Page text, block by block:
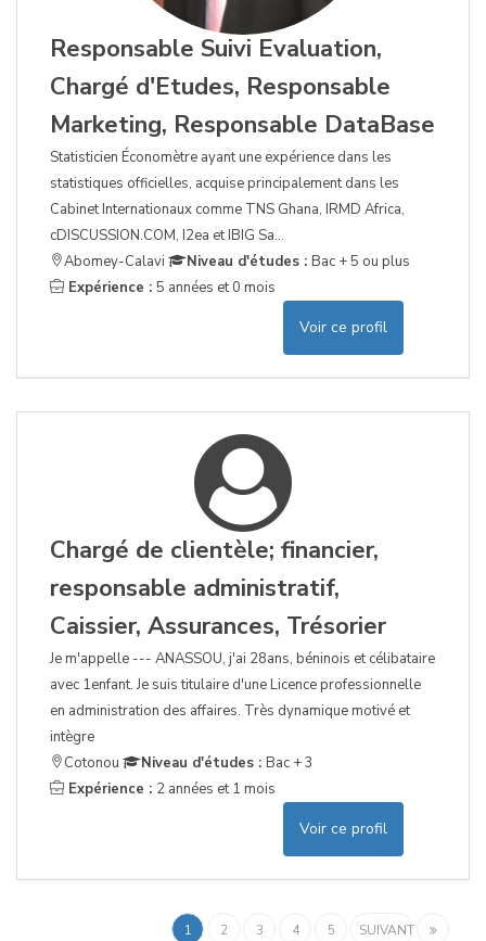
Responsable Suivi Evaluation,
Chargé d'Etudes, Responsable
Marketing, Responsable DataBase
Statisticien Économètre ayant une expérience dans les
statistiques officielles, acquise principalement dans les
Cabinet Internationaux comme TNS Ghana, IRMD Africa,
cDISCUSSION.COM, I2ea et IBIG Sa...
Abomey-Calavi
Niveau d'études : Bac + 5 ou plus
Expérience : 5 années et 0 mois
Voir ce profil
Chargé de clientèle; financier,
responsable administratif,
Caissier, Assurances, Trésorier
Je m'appelle --- ANASSOU, j'ai 28ans, béninois et célibataire
avec 1enfant. Je suis titulaire d'une Licence professionnelle
en administration des affaires. Très dynamique motivé et
intègre
Cotonou
Niveau d'études : Bac + 3
Expérience : 2 années et 1 mois
Voir ce profil
1 2 3 4 5 SUIVANT